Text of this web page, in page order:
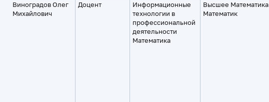
Виноградов Олег
Михайлович
Доцент
Информационные
технологии в
профессиональной
деятельности
Математика
Высшее Математика
Математик